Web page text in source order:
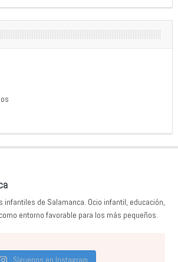
infantiles de Salamanca. Ocio infantil, educación,
entorno favorable para los más pequeños.
Síguenos en Instagram